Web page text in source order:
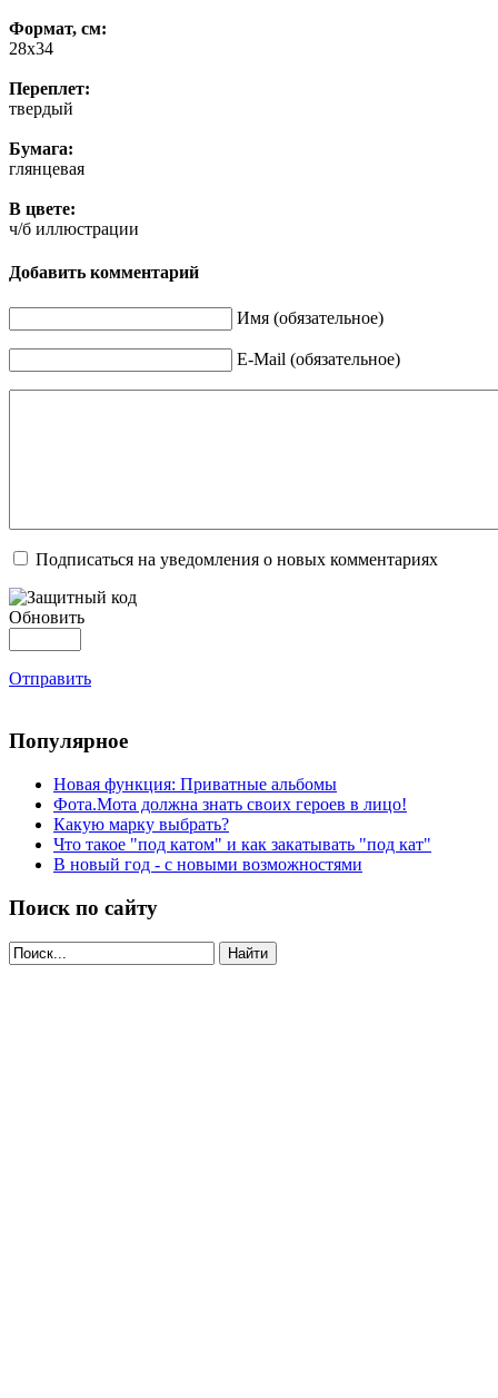
Формат, см:
28х34
Переплет:
твердый
Бумага:
глянцевая
В цвете:
ч/б иллюстрации
Добавить комментарий
Имя (обязательное)
E-Mail (обязательное)
Подписаться на уведомления о новых комментариях
Обновить
Отправить
Популярное
Новая функция: Приватные альбомы
Фота.Мота должна знать своих героев в лицо!
Какую марку выбрать?
Что такое "под катом" и как закатывать "под кат"
В новый год - с новыми возможностями
Поиск по сайту
Найти